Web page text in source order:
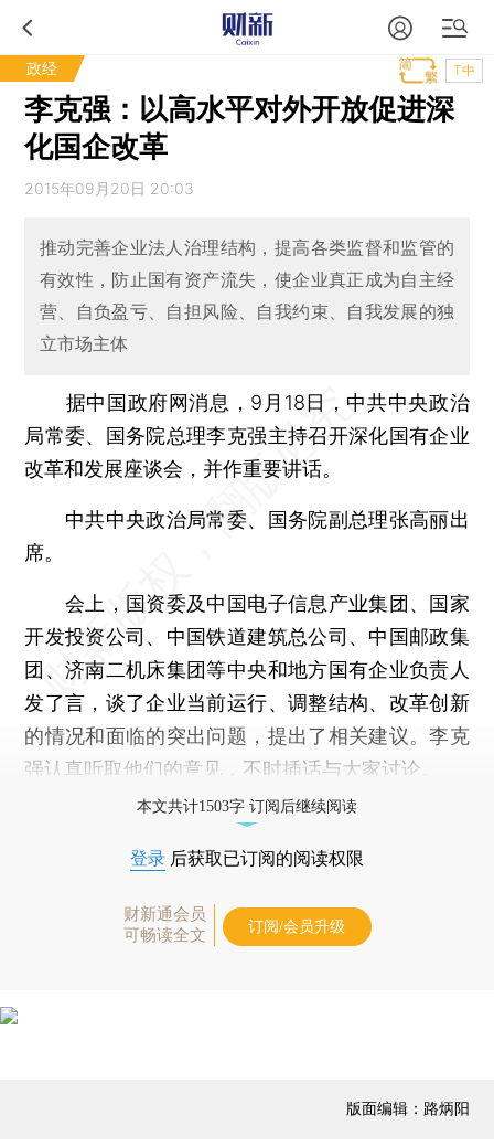
政经 T中
李克强：以高水平对外开放促进深
化国企改革
2015年09月20日 20:03
推动完善企业法人治理结构，提高各类监督和监管的
有效性，防止国有资产流失，使企业真正成为自主经
营、自负盈亏、自担风险、自我约束、自我发展的独
立市场主体
据中国政府网消息，9月18日，中共中央政治
局常委、国务院总理李克强主持召开深化国有企业
改革和发展座谈会，并作重要讲话。
中共中央政治局常委、国务院副总理张高丽出
席。
会上，国资委及中国电子信息产业集团、国家
开发投资公司、中国铁道建筑总公司、中国邮政集
团、济南二机床集团等中央和地方国有企业负责人
发了言，谈了企业当前运行、调整结构、改革创新
的情况和面临的突出问题，提出了相关建议。李克
强认真听取他们的意见，不时插话与大家讨论。
本文共计1503字 订阅后继续阅读
登录 后获取已订阅的阅读权限
财新通会员
可畅读全文
订阅/会员升级
版面编辑：路炳阳